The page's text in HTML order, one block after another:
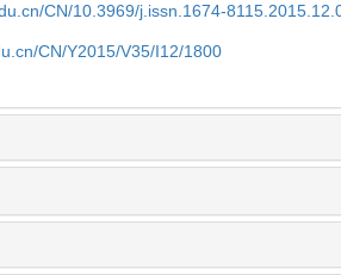
CN/10.3969/j.issn.1674-
CN/Y2015/V35/I12/1800